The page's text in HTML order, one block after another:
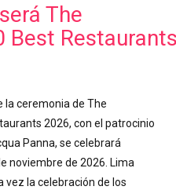
The
Best
la ceremonia de The
2026, con el patrocinio
Panna, se celebrará
noviembre de 2026. Lima
vez la celebración de los